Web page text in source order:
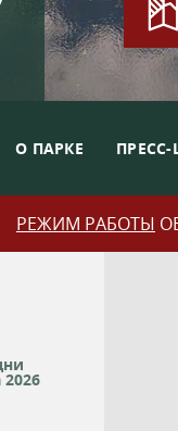
О ПАРКЕ ПРЕСС-
РЕЖИМ РАБОТЫ
2026